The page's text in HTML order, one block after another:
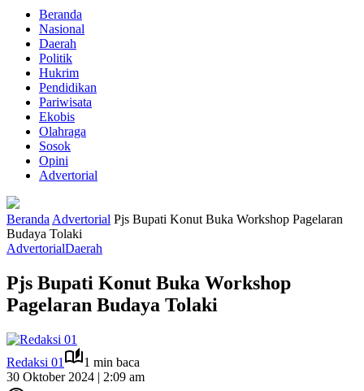
Beranda
Nasional
Daerah
Politik
Hukrim
Pendidikan
Pariwisata
Ekobis
Olahraga
Sosok
Opini
Advertorial
Beranda Advertorial Pjs Bupati Konut Buka Workshop Pagelaran
Budaya Tolaki
AdvertorialDaerah
Pjs Bupati Konut Buka Workshop
Pagelaran Budaya Tolaki
Redaksi 01
1 min baca
30 Oktober 2024 | 2:09 am